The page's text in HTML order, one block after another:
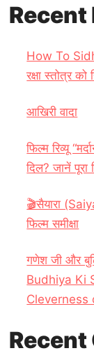
Recent
How To
रक्षा स्तोत्र को
आखिरी वादा
फिल्म रिव्यू
दिल? जानें पूरा
🎬सैयारा
फिल्म समीक्षा
गणेश जी और
Budhiya Ki
Cleverness